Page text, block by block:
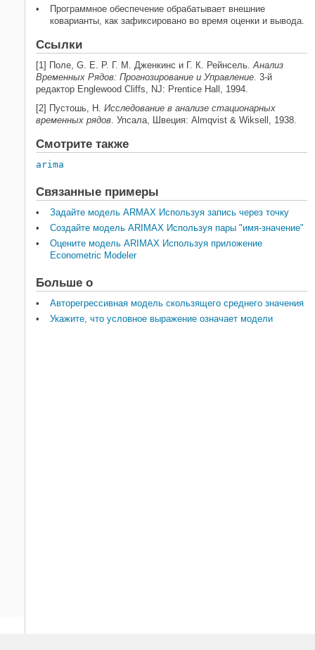
Программное обеспечение обрабатывает внешние
коварианты, как зафиксировано во время оценки и вывода.
Ссылки
[1] Поле, G. E. P. Г. М. Дженкинс и Г. К. Рейнсель.Анализ
Временных Рядов: Прогнозирование и Управление. 3-й
редактор Englewood Cliffs, NJ: Prentice Hall, 1994.
[2] Пустошь, H. Исследование в анализе стационарных
временных рядов. Упсала, Швеция: Almqvist & Wiksell, 1938.
Смотрите также
arima
Связанные примеры
Задайте модель ARMAX Используя запись через точку
Создайте модель ARIMAX Используя пары "имя-значение"
Оцените модель ARIMAX Используя приложение
Econometric Modeler
Больше о
Авторегрессивная модель скользящего среднего значения
Укажите, что условное выражение означает модели